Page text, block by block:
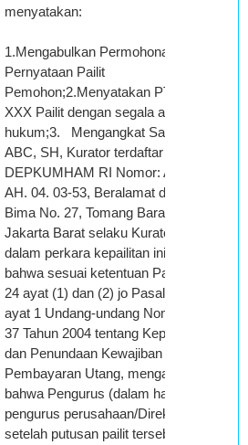
menyatakan:
1.Mengabulkan Permohonan
Pernyataan Pailit
Pemohon;2.Menyatakan PT
XXX Pailit dengan segala akibat
hukum;3. Mengangkat Saudara
ABC, SH, Kurator terdaftar di
DEPKUMHAM RI Nomor: AHU.
AH. 04. 03-53, Beralamat di JI.
Bima No. 27, Tomang Barat,
Jakarta Barat selaku Kurator
dalam perkara kepailitan ini;
bahwa sesuai ketentuan Pasal
24 ayat (1) dan (2) jo Pasal 26
ayat 1 Undang-undang Nomor
37 Tahun 2004 tentang Kepailitan
dan Penundaan Kewajiban
Pembayaran Utang, mengatur
bahwa Pengurus (dalam hal ini
pengurus perusahaan/Direksi
setelah putusan pailit tersebut